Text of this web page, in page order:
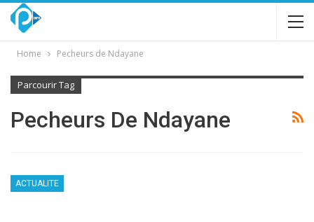
Home Pecheurs de Ndayane
Parcourir Tag
Pecheurs De Ndayane
ACTUALITE